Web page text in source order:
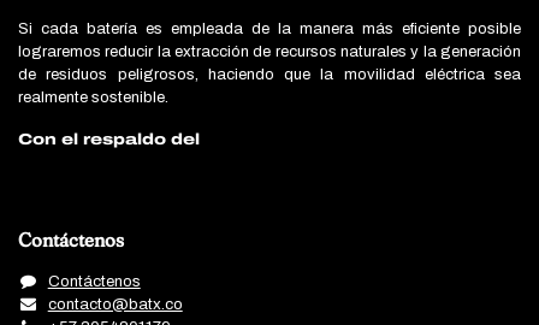
Si cada batería es empleada de la manera más eficiente posible
lograremos reducir la extracción de recursos naturales y la generación
de residuos peligrosos, haciendo que la movilidad eléctrica sea
realmente sostenible.
Con el respaldo del
Contáctenos
Contáctenos
contacto@batx.co